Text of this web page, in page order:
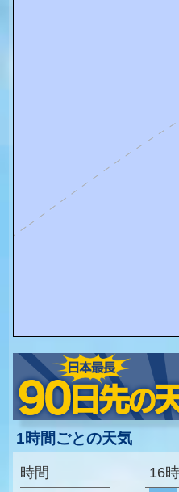
1時間ごとの天気
時間
16時